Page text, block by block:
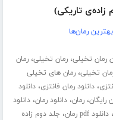
زاده‌ی تاریکی)
بهترین رمان‌ها
رمان تخیلی،رمان تخیلی،رمان
تخیلی،رمان های تخیلی
،دانلود رمان فانتزی،دانلود
رایگان،رمان،دانلود رمان،دانلود
،دانلود pdf رمان ، جلد دوم زاده